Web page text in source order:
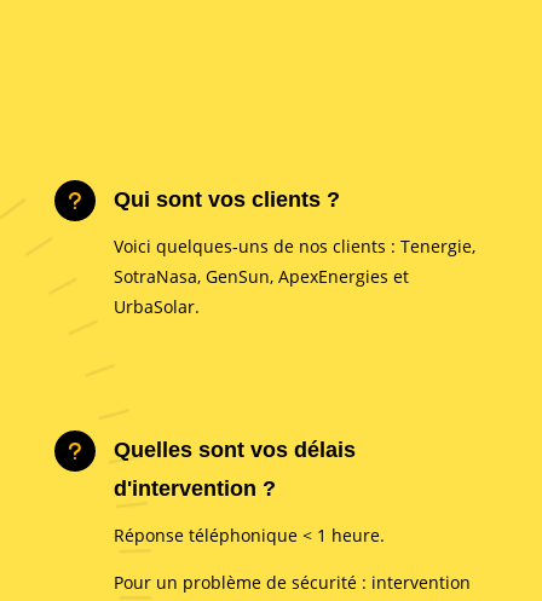
u Qui sont vos clients ?
Voici quelques-uns de nos clients : Tenergie,
SotraNasa, GenSun, ApexEnergies et
UrbaSolar.
u
Quelles sont vos délais
d'intervention ?
Réponse téléphonique < 1 heure.
Pour un problème de sécurité : intervention